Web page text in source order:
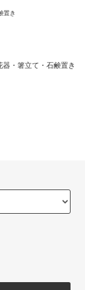
置き
器・箸立て・石鹸置き